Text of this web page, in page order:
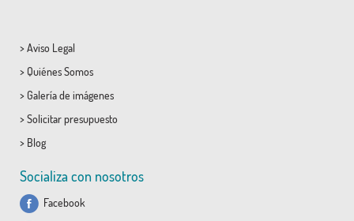
> Aviso Legal
> Quiénes Somos
> Galería de imágenes
> Solicitar presupuesto
> Blog
Socializa con nosotros
Facebook